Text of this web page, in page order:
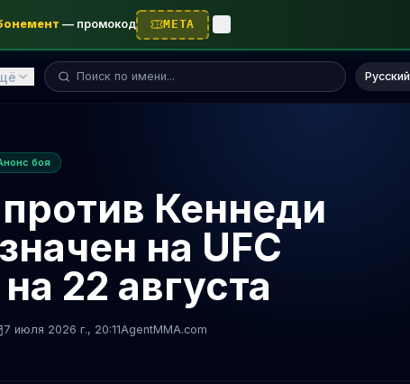
— промокод META
Поиск бойца... Русский
боя
Кеннеди
на UFC
22 августа
7 июля 2026 г., 20:11AgentMMA.com